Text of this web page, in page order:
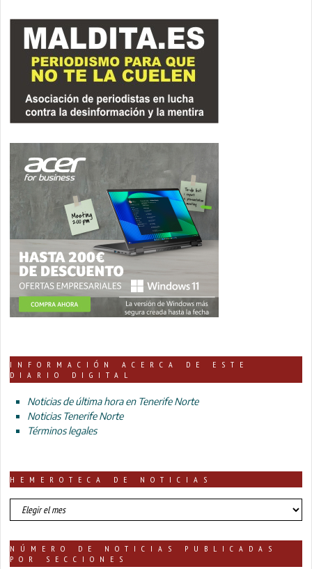
INFORMACIÓN ACERCA DE ESTE
DIARIO DIGITAL
Noticias de última hora en Tenerife Norte
Noticias Tenerife Norte
Términos legales
HEMEROTECA DE NOTICIAS
HEMEROTECA
DE
NÚMERO DE NOTICIAS PUBLICADAS
POR SECCIONES